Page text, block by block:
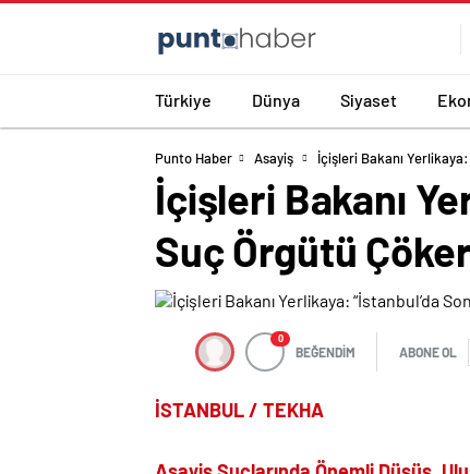
Türkiye Dünya Siyaset
Punto Haber Asayiş İçişleri Bakanı
İçişleri Bakanı
Suç Örgütü
0
BEĞENDİM ABONE OL
İSTANBUL / TEKHA